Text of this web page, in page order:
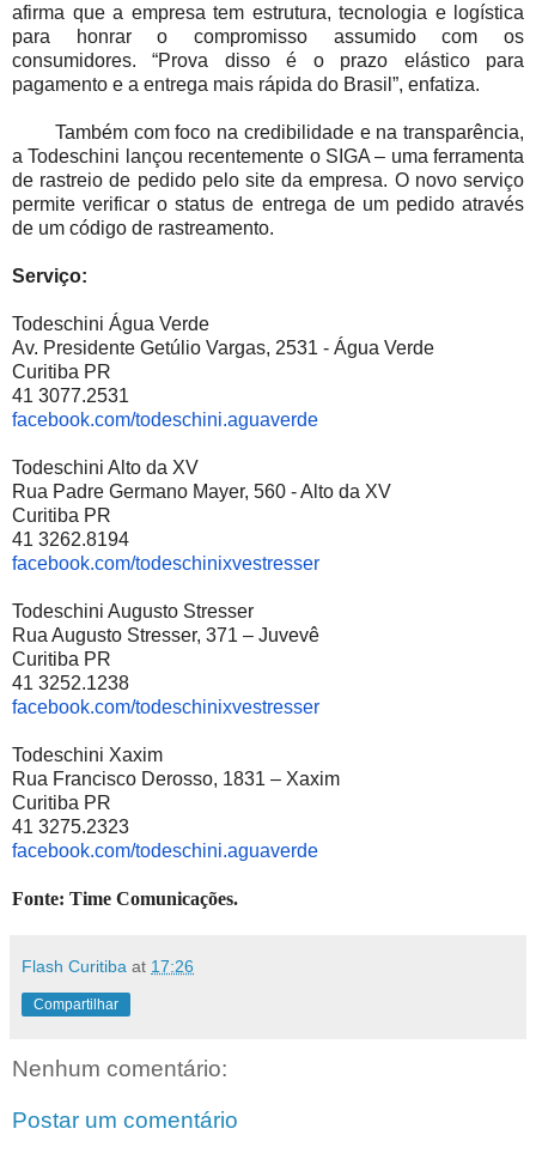
afirma que a empresa tem estrutura, tecnologia e logística
para honrar o compromisso assumido com os
consumidores. “Prova disso é o prazo elástico para
pagamento e a entrega mais rápida do Brasil”, enfatiza.
Também com foco na credibilidade e na transparência,
a Todeschini lançou recentemente o SIGA – uma ferramenta
de rastreio de pedido pelo site da empresa. O novo serviço
permite verificar o status de entrega de um pedido através
de um código de rastreamento.
Serviço:
Todeschini Água Verde
Av. Presidente Getúlio Vargas, 2531 - Água Verde
Curitiba PR
41 3077.2531
facebook.com/todeschini.aguaverde
Todeschini Alto da XV
Rua Padre Germano Mayer, 560 - Alto da XV
Curitiba PR
41 3262.8194
facebook.com/todeschinixvestresser
Todeschini Augusto Stresser
Rua Augusto Stresser, 371 – Juvevê
Curitiba PR
41 3252.1238
facebook.com/todeschinixvestresser
Todeschini Xaxim
Rua Francisco Derosso, 1831 – Xaxim
Curitiba PR
41 3275.2323
facebook.com/todeschini.aguaverde
Fonte: Time Comunicações.
Flash Curitiba at 17:26
Compartilhar
Nenhum comentário:
Postar um comentário